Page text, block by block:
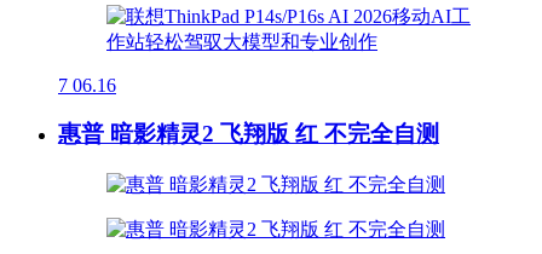
7 06.16
惠普 暗影精灵2 飞翔版 红 不完全自测